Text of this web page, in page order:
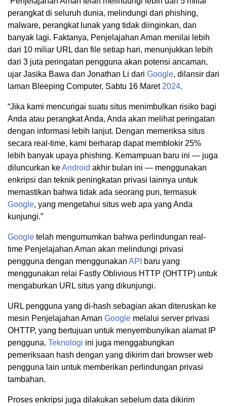
perangkat di seluruh dunia, melindungi dari phishing,
malware, perangkat lunak yang tidak diinginkan, dan
banyak lagi. Faktanya, Penjelajahan Aman menilai lebih
dari 10 miliar URL dan file setiap hari, menunjukkan lebih
dari 3 juta peringatan pengguna akan potensi ancaman,
ujar Jasika Bawa dan Jonathan Li dari Google, dilansir dari
laman Bleeping Computer, Sabtu 16 Maret 2024.
“Jika kami mencurigai suatu situs menimbulkan risiko bagi
Anda atau perangkat Anda, Anda akan melihat peringatan
dengan informasi lebih lanjut. Dengan memeriksa situs
secara real-time, kami berharap dapat memblokir 25%
lebih banyak upaya phishing. Kemampuan baru ini — juga
diluncurkan keAndroid akhir bulan ini — menggunakan
enkripsi dan teknik peningkatan privasi lainnya untuk
memastikan bahwa tidak ada seorang pun, termasuk
Google, yang mengetahui situs web apa yang Anda
kunjungi.”
Google telah mengumumkan bahwa perlindungan real-
time Penjelajahan Aman akan melindungi privasi
pengguna dengan menggunakan API
baru yang
menggunakan relai Fastly Oblivious HTTP (OHTTP) untuk
mengaburkan URL situs yang dikunjungi.
URL pengguna yang di-hash sebagian akan diteruskan ke
mesin Penjelajahan Aman Google melalui server privasi
OHTTP, yang bertujuan untuk menyembunyikan alamat IP
pengguna. Teknologi ini juga menggabungkan
pemeriksaan hash dengan yang dikirim dari browser web
pengguna lain untuk memberikan perlindungan privasi
tambahan.
Proses enkripsi juga dilakukan sebelum data dikirim